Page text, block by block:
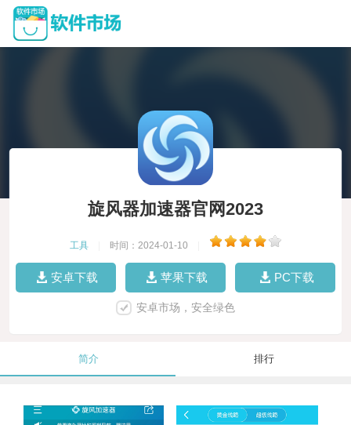
旋风器加速器官网2023
工具 时间：2024-01-10
安卓下载 苹果下载 PC下载
安卓市场，安全绿色
简介 排行